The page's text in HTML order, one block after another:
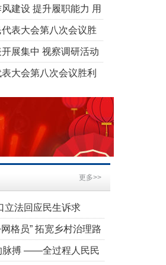
建设 提升履职能力 用
表大会第八次会议胜
展集中 视察调研活动
大会第八次会议胜利
更多>>
立法回应民生诉求
格员” 拓宽乡村治理路
脉搏 ——全过程人民民